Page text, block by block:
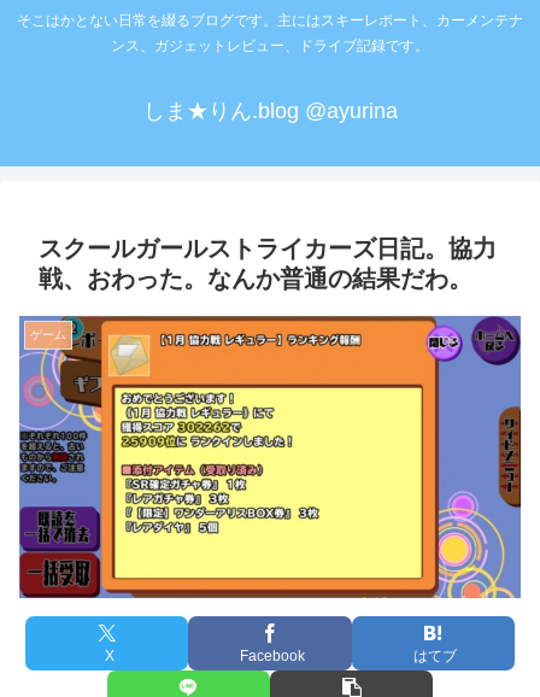
そこはかとない日常を綴るブログです。主にはスキーレポート、カーメンテナ
ンス、ガジェットレビュー、ドライブ記録です。
しま★りん.blog @ayurina
スクールガールストライカーズ日記。協力
戦、おわった。なんか普通の結果だわ。
ゲーム
X Facebook はてブ